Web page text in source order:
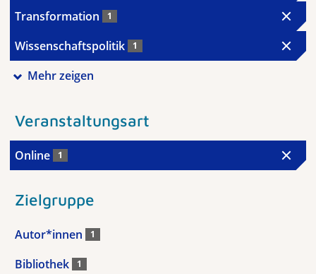
Transformation 1
Wissenschaftspolitik 1
Mehr zeigen
Veranstaltungsart
Online 1
Zielgruppe
Autor*innen 1
Bibliothek 1